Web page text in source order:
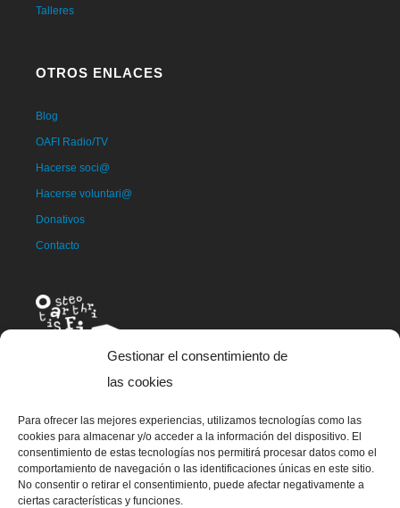
Gestionar el consentimiento de
las cookies
Para ofrecer las mejores experiencias, utilizamos tecnologías como las
cookies para almacenar y/o acceder a la información del dispositivo. El
consentimiento de estas tecnologías nos permitirá procesar datos como el
comportamiento de navegación o las identificaciones únicas en este sitio.
No consentir o retirar el consentimiento, puede afectar negativamente a
ciertas características y funciones.
Talleres
OTROS ENLACES
Blog
OAFI Radio/TV
Hacerse soci@
Hacerse voluntari@
Donativos
Contacto
La mascota de OAFI, llamada OAFITO fue creada de manera
exclusiva y altruista por el artista Xavier Mariscal.